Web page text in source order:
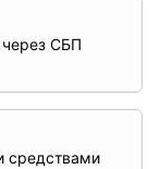
через СБП
средствами